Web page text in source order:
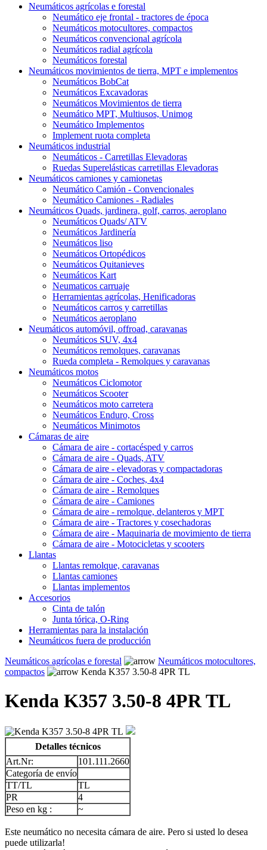
Neumáticos agrícolas e forestal
Neumático eje frontal - tractores de época
Neumáticos motocultores, compactos
Neumáticos convencional agrícola
Neumáticos radial agrícola
Neumáticos forestal
Neumáticos movimientos de tierra, MPT e implementos
Neumáticos BobCat
Neumáticos Excavadoras
Neumáticos Movimientos de tierra
Neumático MPT, Multiusos, Unimog
Neumático Implementos
Implement ruota completa
Neumáticos industrial
Neumáticos - Carretillas Elevadoras
Ruedas Superelásticas carretillas Elevadoras
Neumáticos camiones y camionetas
Neumático Camión - Convencionales
Neumático Camiones - Radiales
Neumáticos Quads, jardinera, golf, carros, aeroplano
Neumáticos Quads/ ATV
Neumáticos Jardinería
Neumáticos liso
Neumáticos Ortopédicos
Neumáticos Quitanieves
Neumáticos Kart
Neumaticos carruaje
Herramientas agrícolas, Henificadoras
Neumáticos carros y carretillas
Neumáticos aeroplano
Neumáticos automóvil, offroad, caravanas
Neumáticos SUV, 4x4
Neumáticos remolques, caravanas
Rueda completa - Remolques y caravanas
Neumáticos motos
Neumáticos Ciclomotor
Neumáticos Scooter
Neumáticos moto carretera
Neumáticos Enduro, Cross
Neumáticos Minimotos
Cámaras de aire
Cámara de aire - cortacésped y carros
Cámara de aire - Quads, ATV
Cámara de aire - elevadoras y compactadoras
Cámara de aire - Coches, 4x4
Cámara de aire - Remolques
Cámara de aire - Camiones
Cámara de aire - remolque, delanteros y MPT
Cámara de aire - Tractores y cosechadoras
Cámara de aire - Maquinaria de movimiento de tierra
Cámara de aire - Motocicletas y scooters
Llantas
Llantas remolque, caravanas
Llantas camiones
Llantas implementos
Accesorios
Cinta de talón
Junta tórica, O-Ring
Herramientas para la instalación
Neumáticos fuera de producción
Neumáticos agrícolas e forestal
Neumáticos motocultores,
compactos
Kenda K357 3.50-8 4PR TL
Kenda K357 3.50-8 4PR TL
Detalles técnicos
Art.Nr:
101.111.2660
Categoría de envío
TT/TL
TL
PR
4
Peso en kg :
~
Este neumático no necesita cámara de aire. Pero si usted lo desea
puede utilizarla!